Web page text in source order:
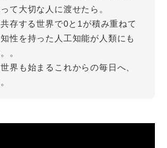
て大切な人に渡せたら。
存する世界で0と1が積み重ねて
性を持った人工知能が人類にも
。
界も始まるこれからの毎日へ、